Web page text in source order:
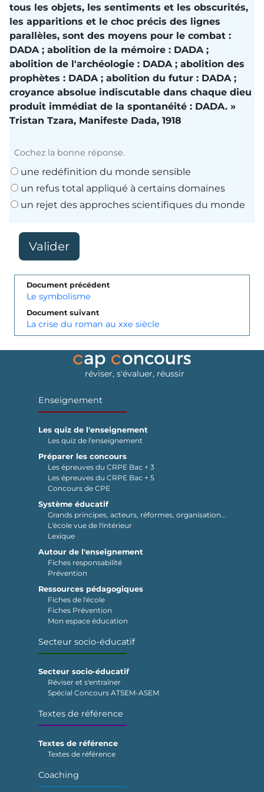
tous les objets, les sentiments et les obscurités,
les apparitions et le choc précis des lignes
parallèles, sont des moyens pour le combat :
DADA ; abolition de la mémoire : DADA ;
abolition de l'archéologie : DADA ; abolition des
prophètes : DADA ; abolition du futur : DADA ;
croyance absolue indiscutable dans chaque dieu
produit immédiat de la spontanéité : DADA. »
Tristan Tzara, Manifeste Dada, 1918
Cochez la bonne réponse.
une redéfinition du monde sensible
un refus total appliqué à certains domaines
un rejet des approches scientifiques du monde
Document précédent
Le symbolisme
Document suivant
La crise du roman au xxe siècle
réviser, s'évaluer, réussir
Enseignement
Les quiz de l'enseignement
Les quiz de l'enseignement
Préparer les concours
Les épreuves du CRPE Bac + 3
Les épreuves du CRPE Bac + 5
Concours de CPE
Système éducatif
Grands principes, acteurs, réformes, organisation...
L'école vue de l'intérieur
Lexique
Autour de l'enseignement
Fiches responsabilité
Prévention
Ressources pédagogiques
Fiches de l'école
Fiches Prévention
Mon espace éducation
Secteur socio-éducatif
Secteur socio-éducatif
Réviser et s'entraîner
Spécial Concours ATSEM-ASEM
Textes de référence
Textes de référence
Textes de référence
Coaching